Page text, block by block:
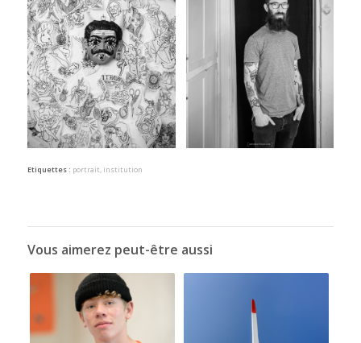
Etiquettes : portrait, institution
Vous aimerez peut-être aussi